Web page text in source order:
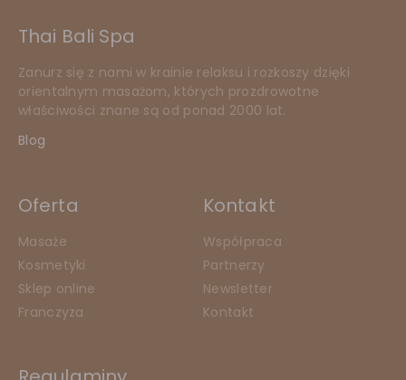
Thai Bali Spa
Zanurz się z nami w krainie relaksu i rozkoszy dzięki
orientalnym masażom, których prozdrowotne
właściwości znane są od ponad 2000 lat.
Blog
Oferta
Masaże
Kosmetyki
Sklep online
Franczyza
Kontakt
Współpraca
Partnerzy
Newsletter
Kontakt